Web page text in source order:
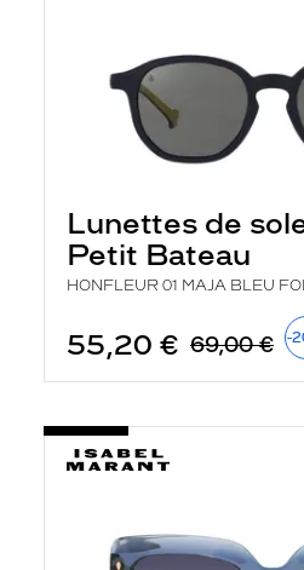
Lunettes de
Petit Bateau
HONFLEUR 01 MAJA BLEU
55,20 € 69,00 € -